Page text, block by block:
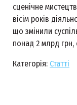
сценічне
вісім років
що змінили
понад 2 млрд грн,
Категорія: Статті